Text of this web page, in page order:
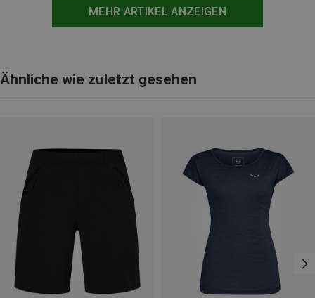
MEHR ARTIKEL ANZEIGEN
Ähnliche wie zuletzt gesehen